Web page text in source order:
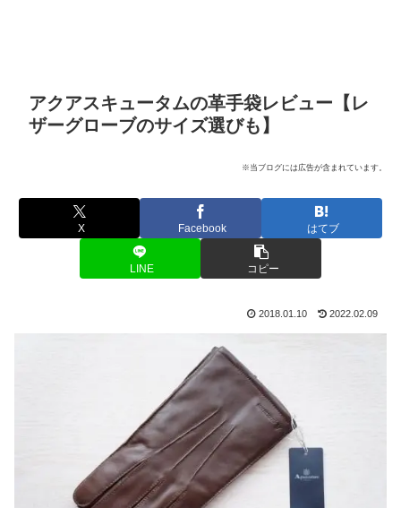
アクアスキュータムの革手袋レビュー【レ
ザーグローブのサイズ選びも】
※当ブログには広告が含まれています。
X Facebook はてブ
LINE コピー
2018.01.10 2022.02.09